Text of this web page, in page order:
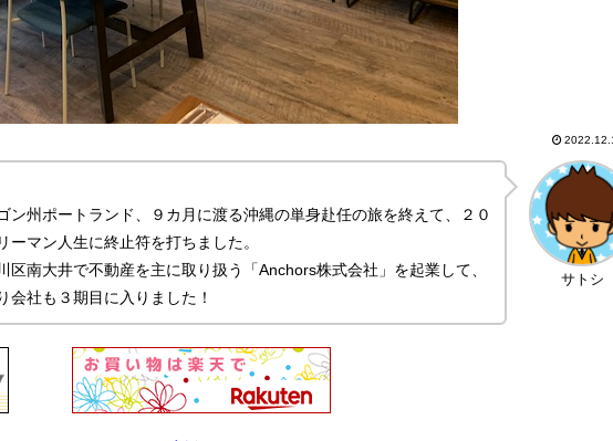
サトシ
ン州ポートランド、９カ月に渡る沖縄の単身赴任の旅を終えて、２０
マン人生に終止符を打ちました。
区南大井で不動産を主に取り扱う「Anchors株式会社」を起業して、
会社も３期目に入りました！